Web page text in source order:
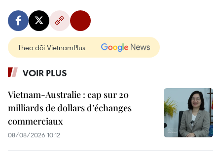
Theo dõi VietnamPlus
VOIR PLUS
Vietnam-Australie : cap sur 20
milliards de dollars d’échanges
commerciaux
08/08/2026 10:12